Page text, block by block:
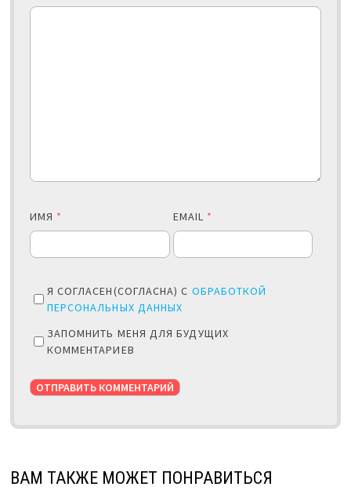
ИМЯ * EMAIL *
Я СОГЛАСЕН(СОГЛАСНА) С ОБРАБОТКОЙ
ПЕРСОНАЛЬНЫХ ДАННЫХ
ЗАПОМНИТЬ МЕНЯ ДЛЯ БУДУЩИХ
КОММЕНТАРИЕВ
ВАМ ТАКЖЕ МОЖЕТ ПОНРАВИТЬСЯ